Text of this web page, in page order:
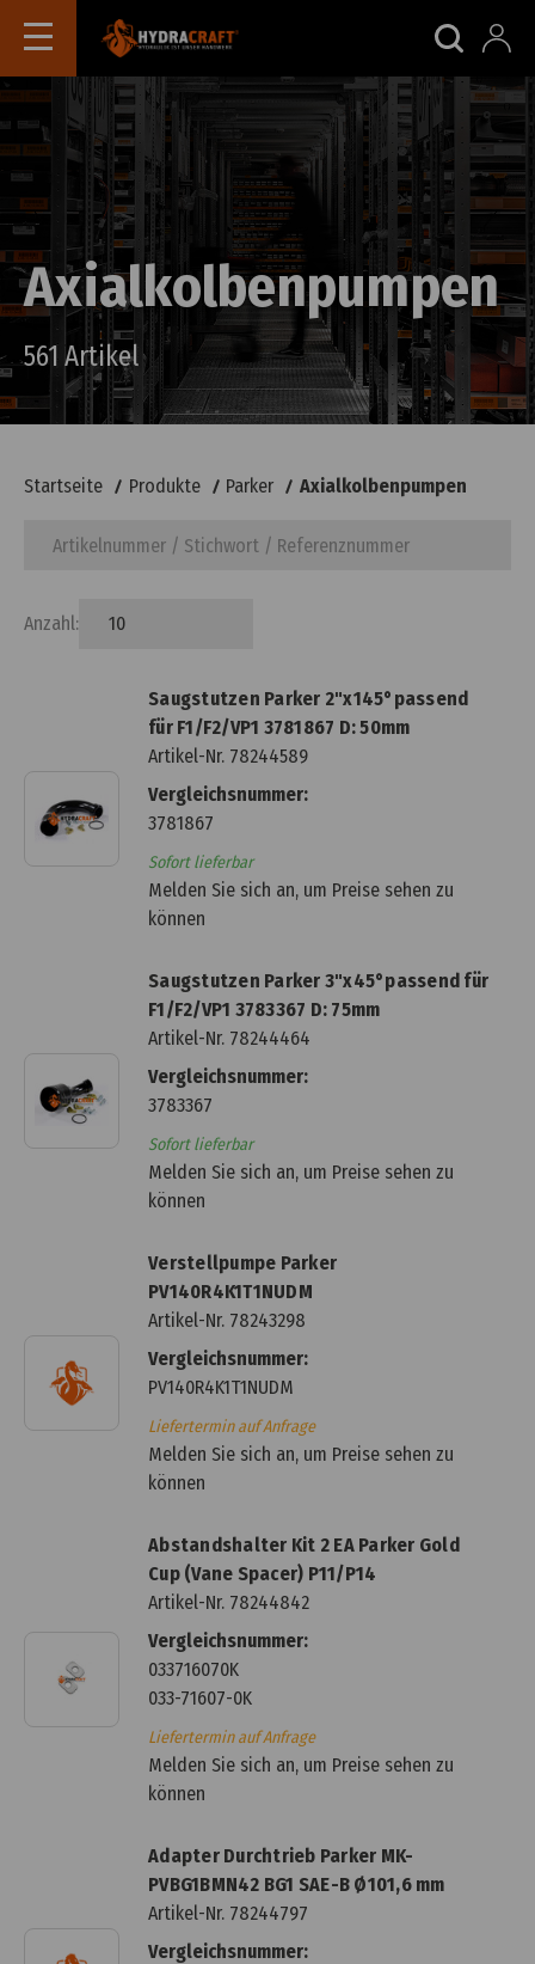
Axialkolbenpumpen
561 Artikel
Startseite Produkte Parker Axialkolbenpumpen
Anzahl:
Saugstutzen Parker 2"x145°passend
für F1/F2/VP1 3781867 D: 50mm
Artikel-Nr. 78244589
Vergleichsnummer:
3781867
Sofort lieferbar
Melden Sie sich an, um Preise sehen zu
können
Saugstutzen Parker 3"x45°passend für
F1/F2/VP1 3783367 D: 75mm
Artikel-Nr. 78244464
Vergleichsnummer:
3783367
Sofort lieferbar
Melden Sie sich an, um Preise sehen zu
können
Verstellpumpe Parker
PV140R4K1T1NUDM
Artikel-Nr. 78243298
Vergleichsnummer:
PV140R4K1T1NUDM
Liefertermin auf Anfrage
Melden Sie sich an, um Preise sehen zu
können
Abstandshalter Kit 2 EA Parker Gold
Cup (Vane Spacer) P11/P14
Artikel-Nr. 78244842
Vergleichsnummer:
033716070K
033-71607-0K
Liefertermin auf Anfrage
Melden Sie sich an, um Preise sehen zu
können
Adapter Durchtrieb Parker MK-
PVBG1BMN42 BG1 SAE-B Ø101,6 mm
Artikel-Nr. 78244797
Vergleichsnummer: